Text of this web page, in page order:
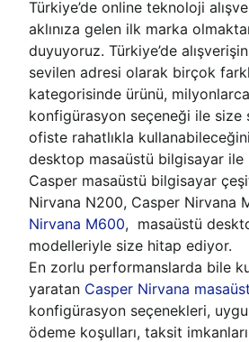
Türkiye’de online teknoloji
aklınıza gelen ilk marka
duyuyoruz. Türkiye’de
sevilen adresi olarak birçok
kategorisinde ürünü,
konfigürasyon seçeneği ile size
ofiste rahatlıkla
desktop masaüstü bilgisayar
Casper masaüstü bilgisayar
Nirvana N200, Casper Nirvana
Nirvana M600, masaüstü
modelleriyle size hitap ediyor.
En zorlu performanslarda bile
yaratan Casper Nirvana
konfigürasyon seçenekleri,
ödeme koşulları, taksit